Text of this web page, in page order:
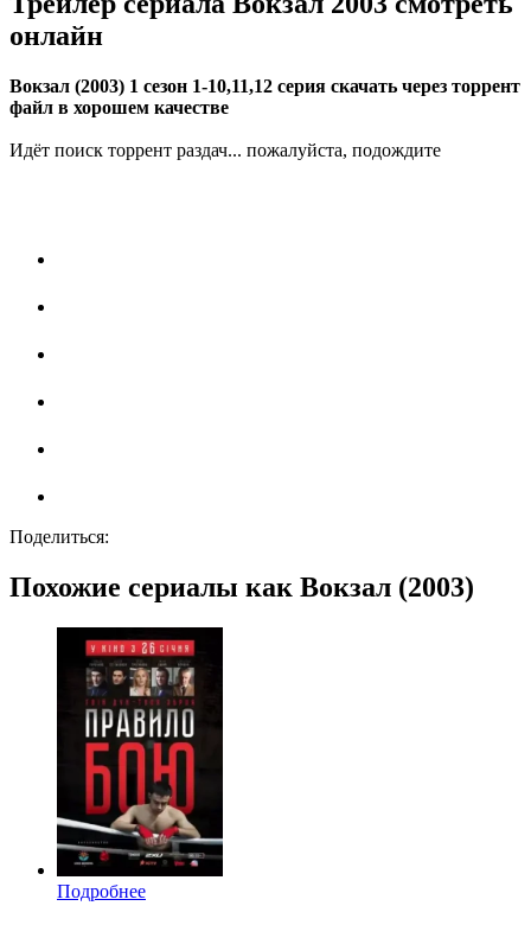
онлайн
Вокзал (2003) 1 сезон 1-10,11,12 серия скачать через торрент
файл в хорошем качестве
Идёт поиск торрент раздач... пожалуйста, подождите
Поделиться:
Похожие сериалы как Вокзал (2003)
Подробнее